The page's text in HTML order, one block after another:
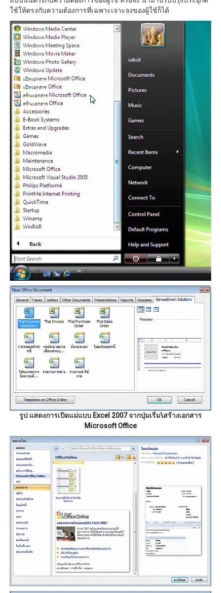
ใช้ให้ตรงกับความต้องการที่เฉพาะเจาะจงของผู้ใช้ก็ได้
รูป แสดงการเปิดแม่แบบ Excel 2007 จากปุ่มเริ่ม\สร้างเอกสาร
Microsoft Office